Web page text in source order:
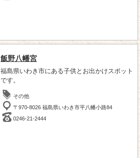
飯野八幡宮
福島県いわき市にある子供とお出かけスポット
です。
その他
〒970-8026 福島県いわき市平八幡小路84
0246-21-2444